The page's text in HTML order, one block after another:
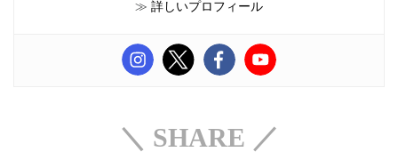
≫ 詳しいプロフィール
＼ SHARE ／